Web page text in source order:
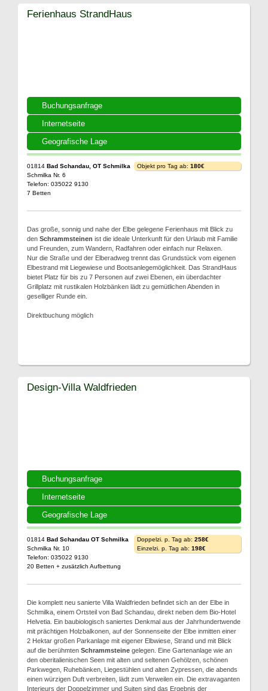
Buchungsanfrage
Internetseite
Geografische Lage
Ferienhaus StrandHaus
01814 Bad Schandau, OT Schmilka
Schmilka Nr. 6
Telefon: 035022 9130
7 Betten
Objekt pro Tag ab: 180€
Das große, sonnig und nahe der Elbe gelegene Ferienhaus mit Blick zu
den Schrammsteinen ist die ideale Unterkunft für den Urlaub mit Familie
und Freunden, zum Wandern, Radfahren oder einfach nur Relaxen.
Nur die Straße und der Elberadweg trennt das Grundstück vom eigenen
Elbestrand mit Liegewiese und Bootsanlegemöglichkeit. Das StrandHaus
bietet Platz für bis zu 7 Personen auf zwei Ebenen, ein überdachter
Grillplatz mit rustikalen Holzbänken lädt zu gemütlichen Abenden in
geselliger Runde ein.
Direktbuchung möglich
Buchungsanfrage
Internetseite
Geografische Lage
Design-Villa Waldfrieden
01814 Bad Schandau OT Schmilka
Schmilka Nr. 10
Telefon: 035022 9130
20 Betten + zusätzlich Aufbettung
Doppelzi. p. Tag ab: 258€
Einzelzi. p. Tag ab: 198€
Die komplett neu sanierte Villa Waldfrieden befindet sich an der Elbe in
Schmilka, einem Ortsteil von Bad Schandau, direkt neben dem Bio-Hotel
Helvetia. Ein baubiologisch saniertes Denkmal aus der Jahrhundertwende
mit prächtigen Holzbalkonen, auf der Sonnenseite der Elbe inmitten einer
2 Hektar großen Parkanlage mit eigener Elbwiese, Strand und mit Blick
auf die berühmten Schrammsteine gelegen. Eine Gartenanlage wie an
den oberitalienischen Seen mit alten und seltenen Gehölzen, schönen
Parkwegen, Ruhebänken, Liegestühlen und alten Zypressen, die abends
einen würzigen Duft verbreiten, lädt zum Verweilen ein. Die extravaganten
Interieurs der Doppelzimmer und Suiten sind das Ergebnis der